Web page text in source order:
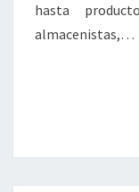
hasta
almacenistas,…